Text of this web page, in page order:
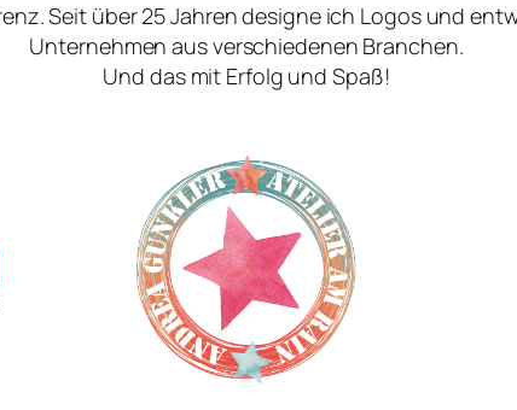
Seit über 25 Jahren designe ich Logos und
Unternehmen aus verschiedenen Branchen.
Und das mit Erfolg und Spaß!